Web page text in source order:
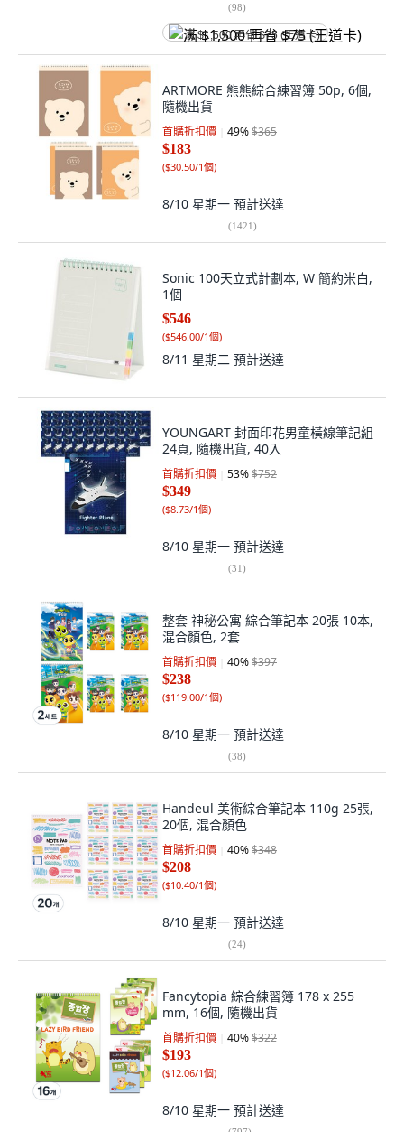
(98)
满 $1,500 再省 $75 (王道卡)
ARTMORE 熊熊綜合練習簿 50p, 6個,
隨機出貨
首購折扣價 49%$365
$183
($30.50/1個)
8/10 星期一 預計送達
(1421)
Sonic 100天立式計劃本, W 簡約米白,
1個
$546
($546.00/1個)
8/11 星期二 預計送達
YOUNGART 封面印花男童橫線筆記組
24頁, 隨機出貨, 40入
首購折扣價 53%$752
$349
($8.73/1個)
8/10 星期一 預計送達
(31)
整套 神秘公寓 綜合筆記本 20張 10本,
混合顏色, 2套
首購折扣價 40%$397
$238
($119.00/1個)
8/10 星期一 預計送達
(38)
Handeul 美術綜合筆記本 110g 25張,
20個, 混合顏色
首購折扣價 40%$348
$208
($10.40/1個)
8/10 星期一 預計送達
(24)
Fancytopia 綜合練習簿 178 x 255
mm, 16個, 隨機出貨
首購折扣價 40%$322
$193
($12.06/1個)
8/10 星期一 預計送達